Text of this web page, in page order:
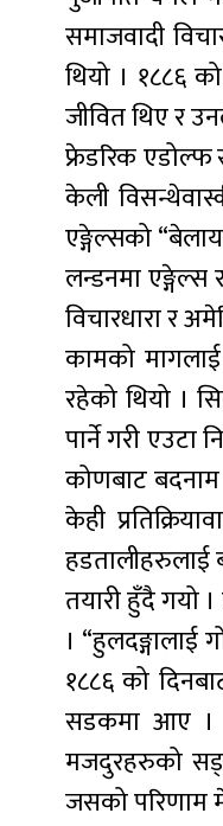
समाजवादी
थियो । १८८६
जीवित थिए र
फ्रेडरिक एडोल्फ
केली
एङ्गेल्सको
लन्डनमा एङ्गेल्स
विचारधारा र
कामको
रहेको थियो ।
पार्ने गरी एउटा
कोणबाट
केही
हडतालीहरुलाई
तयारी हुँदै गयो
। “हुलदङ्गालाई
१८८६ को
सडकमा आए ।
मजदुरहरुको
जसको परिणाम